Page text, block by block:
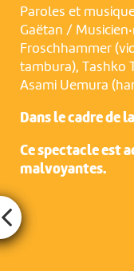
Paroles et
Gaëtan /
Froschhammer
tambura), Tashko
Asami Uemura
Dans le cadre de
Ce spectacle est
malvoyantes.